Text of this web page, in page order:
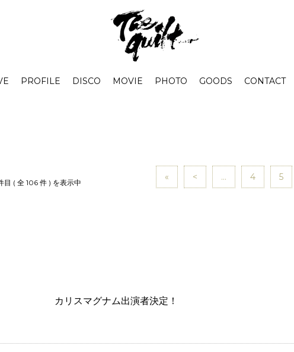
PROFILE DISCO MOVIE PHOTO GOODS CONTACT
目 ( 全 106 件 ) を表示中
« < ... 4 5
カリスマグナム出演者決定！